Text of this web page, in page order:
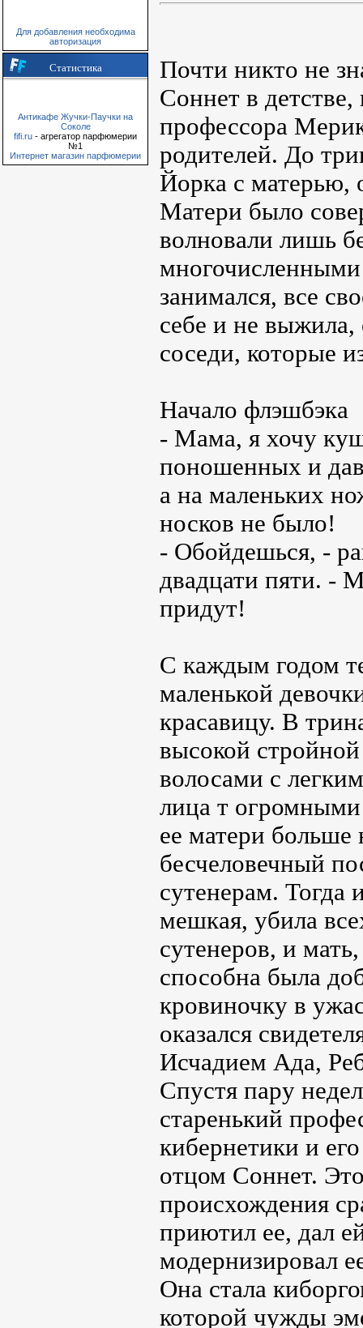
Для добавления необходима
авторизация
Статистика
Антикафе Жучки-Паучки на
Соколе
fifi.ru - агрегатор парфюмерии
№1
Интернет магазин парфюмерии
Почти никто не
Соннет в
профессора
родителей. До
Йорка с матерью,
Матери было
волновали лишь
занимался, все
себе и не
соседи, которые
Начало флэшбэка
- Мама, я хочу
поношенных и
а на маленьких
носков не было!
- Обойдешься, -
двадцати пяти. -
придут!
С каждым годом
маленькой
красавицу. В
высокой
волосами с
лица т
ее матери
бесчеловечный
сутенерам. Тогда
мешкая, убила
сутенеров, и
способна была
кровиночку в
оказался
Исчадием Ада,
Спустя пару
старенький
кибернетики и
отцом Соннет.
происхождения
приютил ее, дал
модернизировал
Она стала
которой чужды